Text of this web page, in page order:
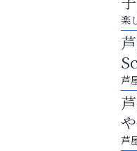
猫
整
楽
芦
芦